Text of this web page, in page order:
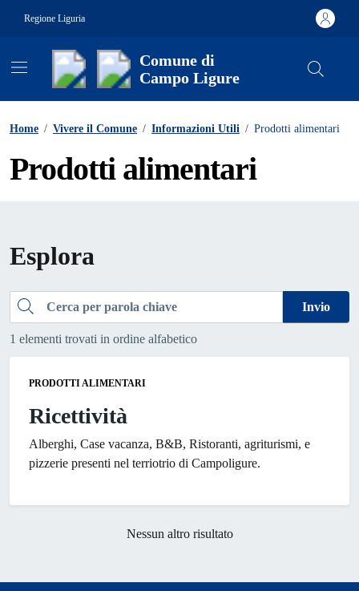
Regione Liguria
Comune di
Campo Ligure
Home / Vivere il Comune / Informazioni Utili / Prodotti alimentari
Prodotti alimentari
Esplora
Cerca Invio
1 elementi trovati in ordine alfabetico
PRODOTTI ALIMENTARI
Ricettività
Alberghi, Case vacanza, B&B, Ristoranti, agriturismi, e
pizzerie presenti nel terriotrio di Campoligure.
Nessun altro risultato